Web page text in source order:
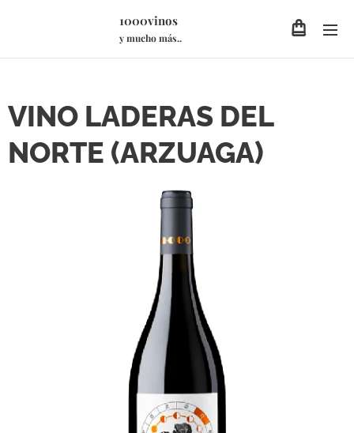
1000vinos
y mucho más..
VINO LADERAS DEL
NORTE (ARZUAGA)